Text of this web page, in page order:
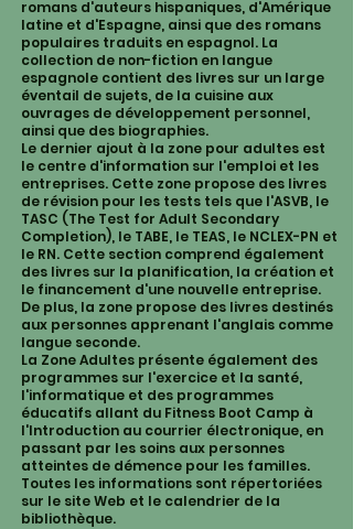
romans d'auteurs hispaniques, d'Amérique
latine et d'Espagne, ainsi que des romans
populaires traduits en espagnol. La
collection de non-fiction en langue
espagnole contient des livres sur un large
éventail de sujets, de la cuisine aux
ouvrages de développement personnel,
ainsi que des biographies.
Le dernier ajout à la zone pour adultes est
le centre d'information sur l'emploi et les
entreprises. Cette zone propose des livres
de révision pour les tests tels que l'ASVB, le
TASC (The Test for Adult Secondary
Completion), le TABE, le TEAS, le NCLEX-PN et
le RN. Cette section comprend également
des livres sur la planification, la création et
le financement d'une nouvelle entreprise.
De plus, la zone propose des livres destinés
aux personnes apprenant l'anglais comme
langue seconde.
La Zone Adultes présente également des
programmes sur l'exercice et la santé,
l'informatique et des programmes
éducatifs allant du Fitness Boot Camp à
l'Introduction au courrier électronique, en
passant par les soins aux personnes
atteintes de démence pour les familles.
Toutes les informations sont répertoriées
sur le site Web et le calendrier de la
bibliothèque.